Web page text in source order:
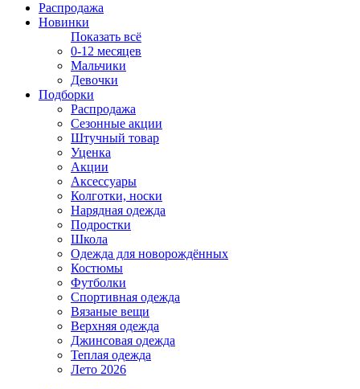
Распродажа
Новинки
Показать всё
0-12 месяцев
Мальчики
Девочки
Подборки
Распродажа
Сезонные акции
Штучный товар
Уценка
Акции
Аксессуары
Колготки, носки
Нарядная одежда
Подростки
Школа
Одежда для новорождённых
Костюмы
Футболки
Спортивная одежда
Вязаные вещи
Верхняя одежда
Джинсовая одежда
Теплая одежда
Лето 2026